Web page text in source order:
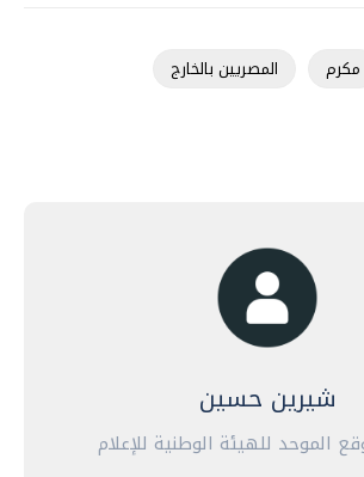
مكرم
المصريين بالخارج
شيرين حسين
الموحد للهيئة الوطنية للإعلام